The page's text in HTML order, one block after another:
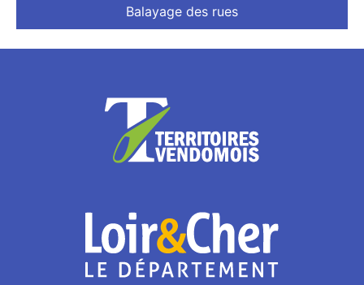
Balayage des rues